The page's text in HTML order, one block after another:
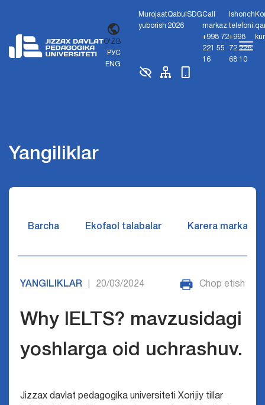
O'ZB
РУС
ENG
Murojaat
yuborish
Qabul
2026
SDGCall
markaz:
+998 72
221 55
16
Ishonch
telefoni:
+998
72 226
68 10
Yangiliklar
Barcha Ekofaol talabalar Karera markazi
YANGILIKLAR 20/03/2024 Chop etish
Why IELTS? mavzusidagi
yoshlarga oid uchrashuv.
Jizzax davlat pedagogika universiteti Xorijiy tillar